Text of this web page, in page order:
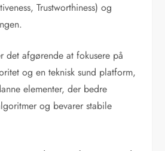
Trustworthiness) og
det afgørende at fokusere på
og en teknisk sund platform,
elementer, der bedre
og bevarer stabile